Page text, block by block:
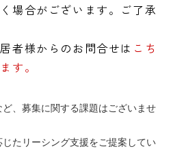
場合がございます。ご了承
者様からのお問合せは こち
す。
、募集に関する課題はございませ
たリーシング支援をご提案してい